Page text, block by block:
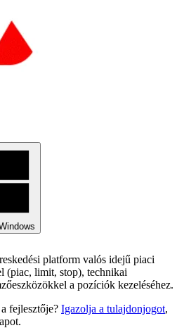
platform valós idejű piaci
(piac, limit, stop), technikai
a pozíciók kezeléséhez.
fejlesztője? Igazolja a tulajdonjogot,